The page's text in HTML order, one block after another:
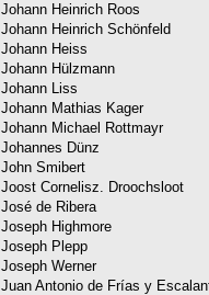
Johann Heinrich Roos
Johann Heinrich Schönfeld
Johann Heiss
Johann Hülzmann
Johann Liss
Johann Mathias Kager
Johann Michael Rottmayr
Johannes Dünz
John Smibert
Joost Cornelisz. Droochsloot
José de Ribera
Joseph Highmore
Joseph Plepp
Joseph Werner
Juan Antonio de Frías y